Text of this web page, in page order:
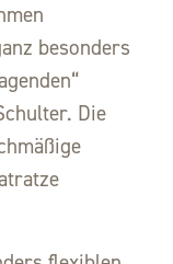
besonders
Die